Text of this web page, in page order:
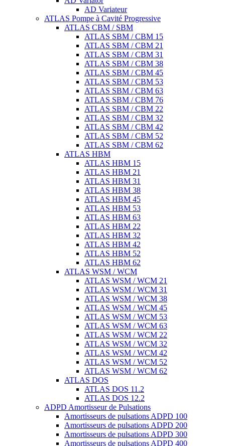
AD Variateur
ATLAS Pompe à Cavité Progressive
ATLAS CBM / SBM
ATLAS SBM / CBM 15
ATLAS SBM / CBM 21
ATLAS SBM / CBM 31
ATLAS SBM / CBM 38
ATLAS SBM / CBM 45
ATLAS SBM / CBM 53
ATLAS SBM / CBM 63
ATLAS SBM / CBM 76
ATLAS SBM / CBM 22
ATLAS SBM / CBM 32
ATLAS SBM / CBM 42
ATLAS SBM / CBM 52
ATLAS SBM / CBM 62
ATLAS HBM
ATLAS HBM 15
ATLAS HBM 21
ATLAS HBM 31
ATLAS HBM 38
ATLAS HBM 45
ATLAS HBM 53
ATLAS HBM 63
ATLAS HBM 22
ATLAS HBM 32
ATLAS HBM 42
ATLAS HBM 52
ATLAS HBM 62
ATLAS WSM / WCM
ATLAS WSM / WCM 21
ATLAS WSM / WCM 31
ATLAS WSM / WCM 38
ATLAS WSM / WCM 45
ATLAS WSM / WCM 53
ATLAS WSM / WCM 63
ATLAS WSM / WCM 22
ATLAS WSM / WCM 32
ATLAS WSM / WCM 42
ATLAS WSM / WCM 52
ATLAS WSM / WCM 62
ATLAS DOS
ATLAS DOS 11.2
ATLAS DOS 12.2
ADPD Amortisseur de Pulsations
Amortisseurs de pulsations ADPD 100
Amortisseurs de pulsations ADPD 200
Amortisseurs de pulsations ADPD 300
Amortisseurs de pulsations ADPD 400